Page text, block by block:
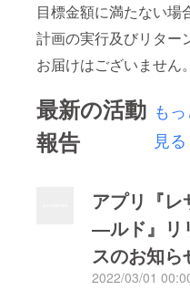
目標金額に満たない場
計画の実行及びリター
お届けはございません。
最新の活動
報告
もっ
見る
アプリ『レ
―ルド』リ
スのお知ら
2022/03/01